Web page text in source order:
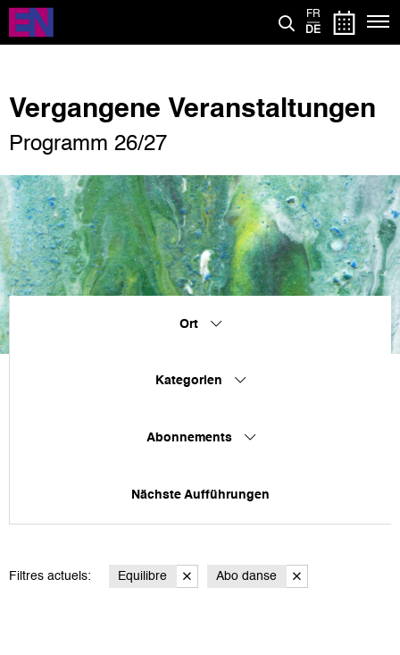
Direkt
zum
Inhalt
FR
DE
Vergangene Veranstaltungen
Programm 26/27
Ort
Kategorien
Abonnements
Nächste Aufführungen
Filtres actuels: Equilibre Abo danse